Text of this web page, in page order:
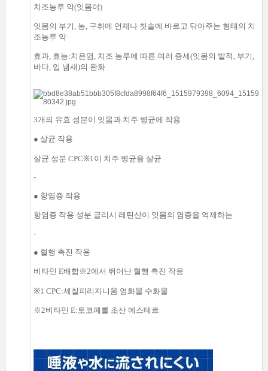
치조농루 약(잇몸야)
잇몸의 부기 , 농, 구취에 언제나 칫솔에 바르고 닦아주는 형태의 치
조농루 약
효과, 효능:치은염 , 치조 농루에 따른 여러 증세(잇몸의 발적 , 부기 ,
바다, 입 냄새)의 완화
3개의 유효 성분이 잇몸과 치주 병균에 작용
● 살균 작용
살균 성분 CPC※1이 치주 병균을 살균
-
● 항염증 작용
항염증 작용 성분 글리시 레틴산이 잇몸의 염증을 억제하는
-
● 혈행 촉진 작용
비타민 E배합※2에서 뛰어난 혈행 촉진 작용
※1 CPC:세칠피리지니움 염화물 수화물
※2비타민 E:토코페롤 초산 에스테르